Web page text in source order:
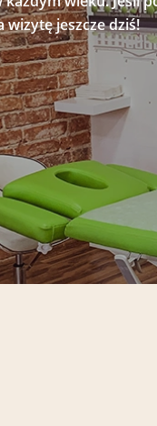
wizytę jeszcze dziś!